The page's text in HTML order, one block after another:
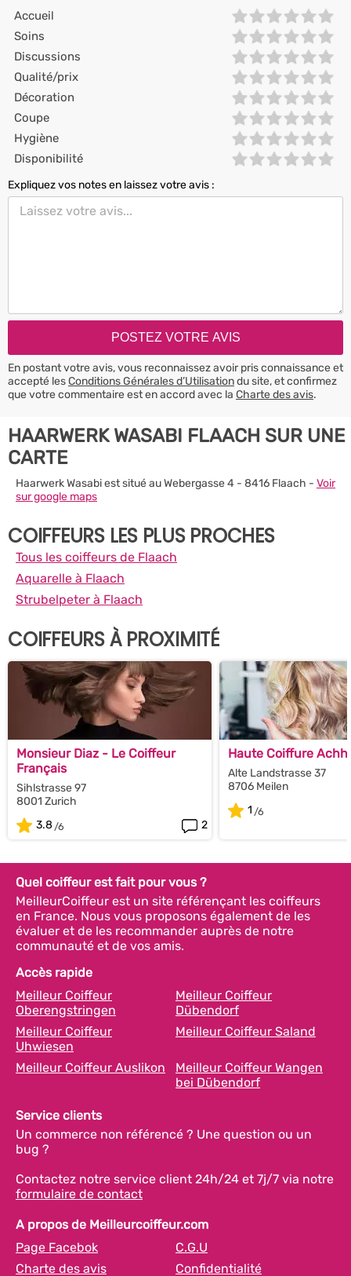
Accueil
Soins
Discussions
Qualité/prix
Décoration
Coupe
Hygiène
Disponibilité
Expliquez vos notes en laissez votre avis :
En postant votre avis, vous reconnaissez avoir pris connaissance et
accepté lesConditions Générales d’Utilisationdu site, et confirmez
que votre commentaire est en accord avec la Charte des avis.
HAARWERK WASABI FLAACH SUR UNE
CARTE
Haarwerk Wasabi est situé au Webergasse 4 - 8416 Flaach - Voir
sur google maps
COIFFEURS LES PLUS PROCHES
Tous les coiffeurs de Flaach
Aquarelle à Flaach
Strubelpeter à Flaach
COIFFEURS À PROXIMITÉ
Monsieur Diaz - Le Coiffeur
Français
Sihlstrasse 97
8001 Zurich
3.8
2
Haute Coiffure
Alte Landstrasse 37
8706 Meilen
1
Quel coiffeur est fait pour vous ?
MeilleurCoiffeur est un site référençant les coiffeurs
en France. Nous vous proposons également de les
évaluer et de les recommander auprès de notre
communauté et de vos amis.
Accès rapide
Meilleur Coiffeur
Oberengstringen
Meilleur Coiffeur
Dübendorf
Meilleur Coiffeur
Uhwiesen
Meilleur Coiffeur Saland
Meilleur Coiffeur Auslikon
Meilleur Coiffeur Wangen
bei Dübendorf
Service clients
Un commerce non référencé ? Une question ou un
bug ?
Contactez notre service client 24h/24 et 7j/7 via notre
formulaire de contact
A propos de Meilleurcoiffeur.com
Page Facebok
C.G.U
Charte des avis
Confidentialité